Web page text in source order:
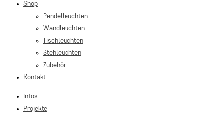
Shop
Pendelleuchten
Wandleuchten
Tischleuchten
Stehleuchten
Zubehör
Kontakt
Infos
Projekte